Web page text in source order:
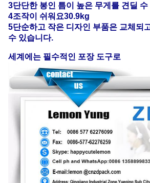
3단단한 봉인 틈이 높은 무게를 견딜
4조작이 쉬워요30.9kg
5단순하고 작은 디자인 부품은 교체되
수 있습니다.
세계에는 필수적인 포장 도구로